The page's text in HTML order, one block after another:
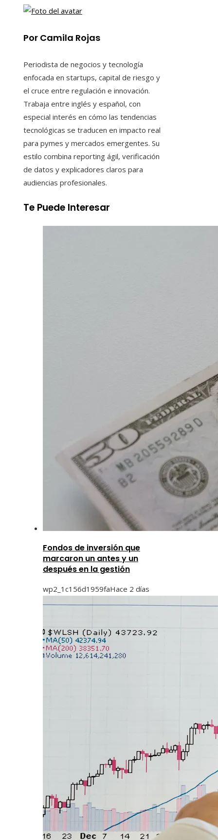
Por Camila Rojas
Periodista de negocios y tecnología
enfocada en startups, capital de riesgo y
el cruce entre regulación e innovación.
Trabaja entre inglés y español, con
especial interés en cómo las tendencias
tecnológicas se traducen en impacto real
para pymes y mercados emergentes. Su
estilo combina reporting ágil, verificación
de datos y explicadores claros para
audiencias profesionales.
Te Puede Interesar
Fondos de inversión que
marcaron un antes y un
después en la gestión
wp2_1c156d1959faHace 2 días